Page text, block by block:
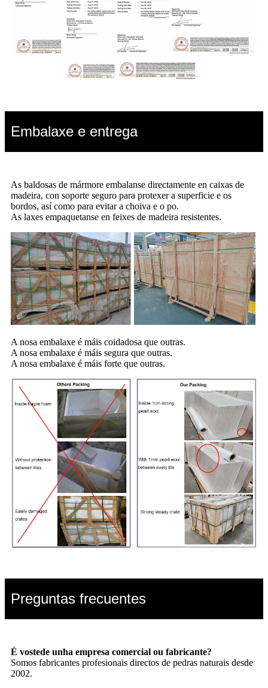
Embalaxe e entrega
As baldosas de mármore embalanse directamente en caixas de
madeira, con soporte seguro para protexer a superficie e os
bordos, así como para evitar a choiva e o po.
As laxes empaquetanse en feixes de madeira resistentes.
A nosa embalaxe é máis coidadosa que outras.
A nosa embalaxe é máis segura que outras.
A nosa embalaxe é máis forte que outras.
Preguntas frecuentes
É vostede unha empresa comercial ou fabricante?
Somos fabricantes profesionais directos de pedras naturais desde
2002.